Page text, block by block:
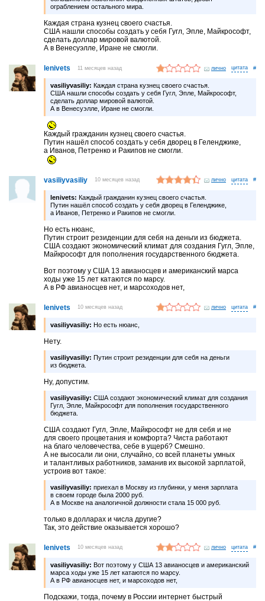
ограблением остального мира.
Каждая страна кузнец своего счастья.
США нашли способы создать у себя Гугл, Эпле, Майкрософт,
сделать доллар мировой валютой.
А в Венесуэлле, Иране не смогли.
lenivets 11 месяцев назад лично #
vasiliyvasiliy: Каждая страна кузнец своего счастья.
США нашли способы создать у себя Гугл, Эпле, Майкрософт,
сделать доллар мировой валютой.
А в Венесуэлле, Иране не смогли.
Каждый гражданин кузнец своего счастья.
Путин нашёл способ создать у себя дворец в Геленджике,
а Иванов, Петренко и Ракипов не смогли.
vasiliyvasiliy 10 месяцев назад лично #
lenivets: Каждый гражданин кузнец своего счастья.
Путин нашёл способ создать у себя дворец в Геленджике,
а Иванов, Петренко и Ракипов не смогли.
Но есть нюанс,
Путин строит резиденции для себя на деньги из бюджета.
США создают экономический климат для создания Гугл, Эпле,
Майкрософт для пополнения государственного бюджета.
Вот поэтому у США 13 авианосцев и американский марса
ходы уже 15 лет катаются по марсу.
А в РФ авианосцев нет, и марсоходов нет,
lenivets 10 месяцев назад лично #
vasiliyvasiliy: Но есть нюанс,
Нету.
vasiliyvasiliy: Путин строит резиденции для себя на деньги
из бюджета.
Ну, допустим.
vasiliyvasiliy: США создают экономический климат для создания
Гугл, Эпле, Майкрософт для пополнения государственного
бюджета.
США создают Гугл, Эпле, Майкрософт не для себя и не
для своего процветания и комфорта? Чиста работают
на благо человечества, себе в ущерб? Смешно.
А не высосали ли они, случайно, со всей планеты умных
и талантливых работников, заманив их высокой зарплатой,
устроив вот такое:
vasiliyvasiliy: приехал в Москву из глубинки, у меня зарплата
в своем городе была 2000 руб.
А в Москве на аналогичной должности стала 15 000 руб.
только в долларах и числа другие?
Так, это действие оказывается хорошо?
lenivets 10 месяцев назад лично #
vasiliyvasiliy: Вот поэтому у США 13 авианосцев и американский
марса ходы уже 15 лет катаются по марсу.
А в РФ авианосцев нет, и марсоходов нет,
Подскажи, тогда, почему в России интернет быстрый